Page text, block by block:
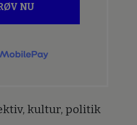
NU
kultur, politik